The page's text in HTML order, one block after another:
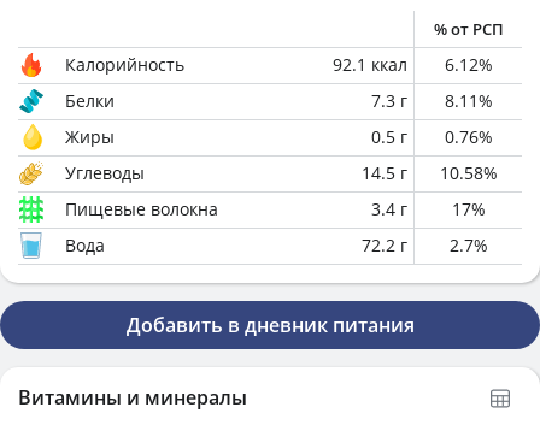
% от РСП
Калорийность 92.1 ккал 6.12%
Белки
7.3 г 8.11%
Жиры
0.5 г 0.76%
Углеводы
14.5 г 10.58%
Пищевые волокна
3.4 г 17%
Вода
72.2 г 2.7%
Добавить в дневник питания
Витамины и минералы